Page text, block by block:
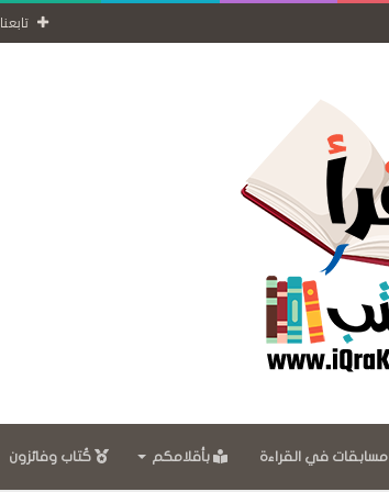
تابعنا
مسابقات في القراءة بأقلامكم كُتاب وفائزون